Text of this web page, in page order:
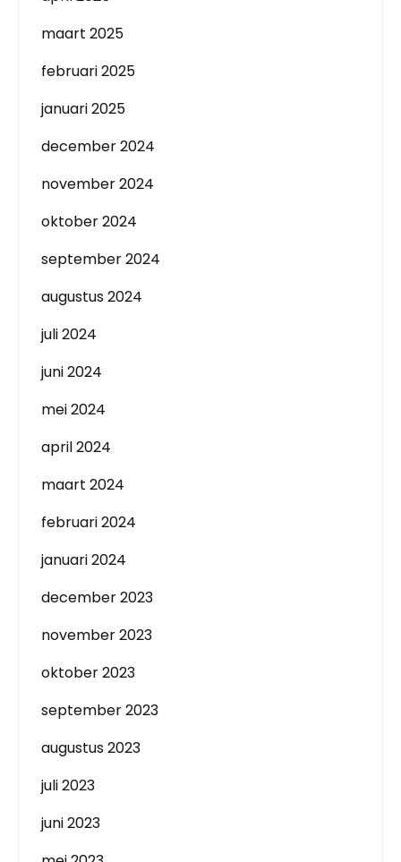
maart 2025
februari 2025
januari 2025
december 2024
november 2024
oktober 2024
september 2024
augustus 2024
juli 2024
juni 2024
mei 2024
april 2024
maart 2024
februari 2024
januari 2024
december 2023
november 2023
oktober 2023
september 2023
augustus 2023
juli 2023
juni 2023